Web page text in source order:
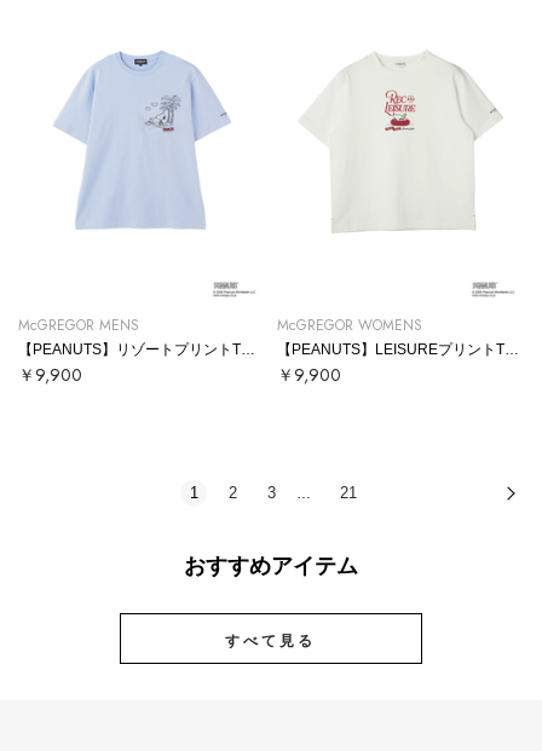
McGREGOR MENS
【PEANUTS】リゾートプリントTシャツ
￥9,900
McGREGOR WOMENS
【PEANUTS】LEISUREプリントTシャツ
￥9,900
1 2 3 … 21
おすすめアイテム
すべて見る